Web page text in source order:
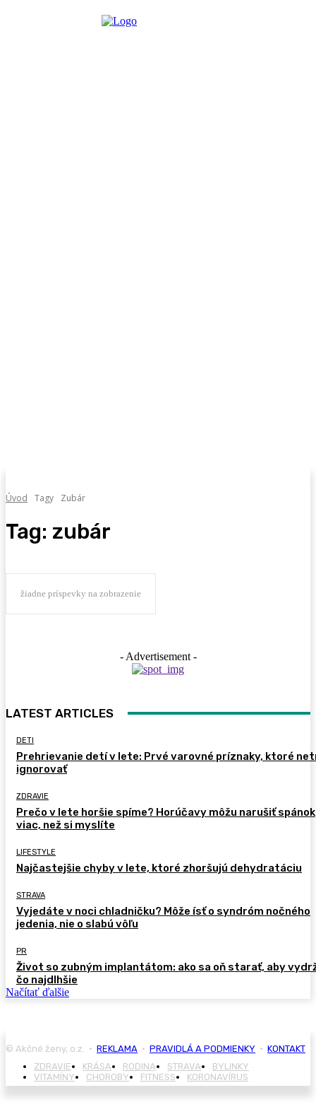
Úvod Tagy Zubár
Tag: zubár
žiadne príspevky na zobrazenie
- Advertisement -
LATEST ARTICLES
DETI
Prehrievanie detí v lete: Prvé varovné príznaky, ktoré
ignorovať
ZDRAVIE
Prečo v lete horšie spíme? Horúčavy môžu narušiť spánok
viac, než si myslíte
LIFESTYLE
Najčastejšie chyby v lete, ktoré zhoršujú dehydratáciu
STRAVA
Vyjedáte v noci chladničku? Môže ísť o syndróm nočného
jedenia, nie o slabú vôľu
PR
Život so zubným implantátom: ako sa oň starať, aby
čo najdlhšie
Načítať ďalšie
© Akčné ženy, o.z. • REKLAMA • PRAVIDLÁ A PODMIENKY • KONTAKT
ZDRAVIE
KRÁSA RODINA STRAVA
BYLINKY
VITAMÍNY
CHOROBY FITNESS KORONAVÍRUS